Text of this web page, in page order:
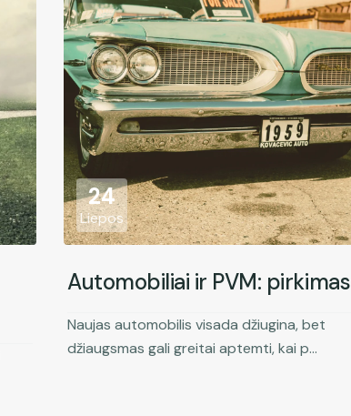
24
Liepos
Automobiliai ir PVM: pirkimas
Naujas automobilis visada džiugina, bet
džiaugsmas gali greitai aptemti, kai p...